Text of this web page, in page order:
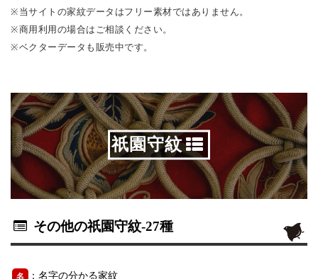
※当サイトの家紋データはフリー素材ではありません。
※商用利用の場合はご相談ください。
※ベクターデータも販売中です。
祇園守紋
その他の祇園守紋-27種
名 ：名字の分かる家紋